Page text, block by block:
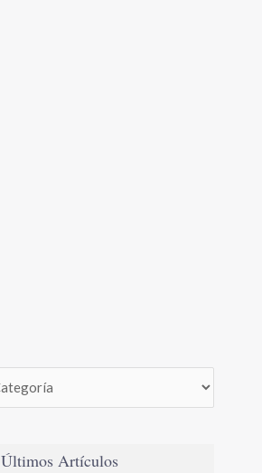
Últimos Artículos